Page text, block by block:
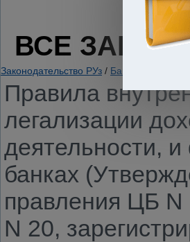
ВСЕ
Законодательство РУз / Банки.
Правила
легализации
деятельности,
банках
правления ЦБ
N 20,